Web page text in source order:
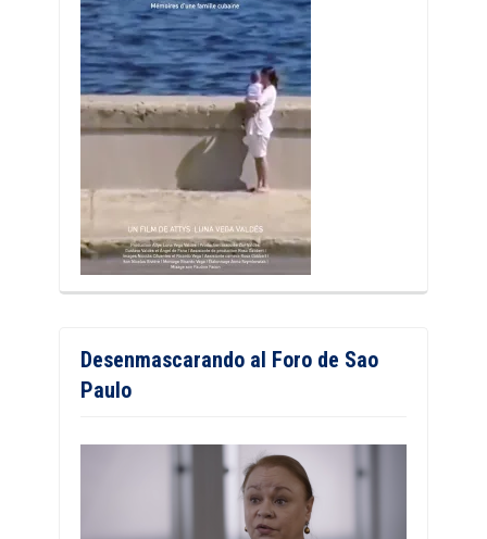
Desenmascarando al Foro de Sao
Paulo